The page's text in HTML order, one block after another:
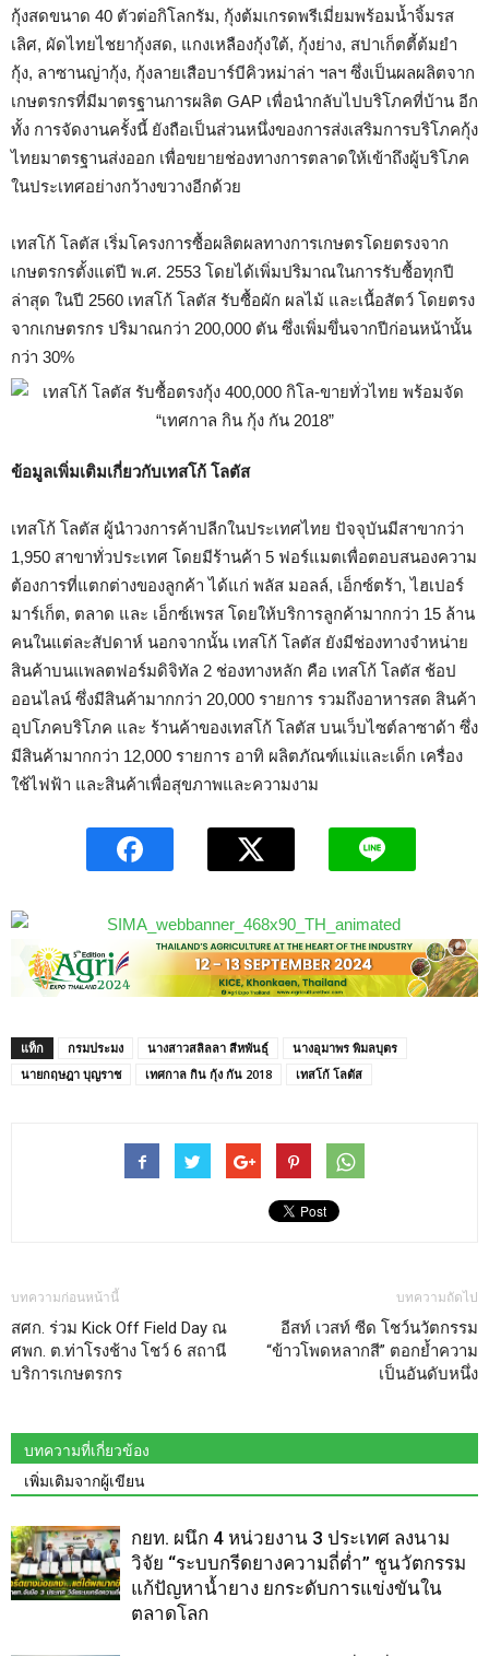
กุ้งสดขนาด 40 ตัวต่อกิโลกรัม, กุ้งต้มเกรดพรีเมี่ยมพร้อมน้ำจิ้มรส
เลิศ, ผัดไทยไชยากุ้งสด, แกงเหลืองกุ้งใต้, กุ้งย่าง, สปาเก็ตตี้ต้มยำ
กุ้ง, ลาซานญ่ากุ้ง, กุ้งลายเสือบาร์บีคิวหม่าล่า ฯลฯ ซึ่งเป็นผลผลิตจาก
เกษตรกรที่มีมาตรฐานการผลิต GAP เพื่อนำกลับไปบริโภคที่บ้าน อีก
ทั้ง การจัดงานครั้งนี้ ยังถือเป็นส่วนหนึ่งของการส่งเสริมการบริโภคกุ้ง
ไทยมาตรฐานส่งออก เพื่อขยายช่องทางการตลาดให้เข้าถึงผู้บริโภค
ในประเทศอย่างกว้างขวางอีกด้วย
เทสโก้ โลตัส เริ่มโครงการซื้อผลิตผลทางการเกษตรโดยตรงจาก
เกษตรกรตั้งแต่ปี พ.ศ. 2553 โดยได้เพิ่มปริมาณในการรับซื้อทุกปี
ล่าสุด ในปี 2560 เทสโก้ โลตัส รับซื้อผัก ผลไม้ และเนื้อสัตว์ โดยตรง
จากเกษตรกร ปริมาณกว่า 200,000 ตัน ซึ่งเพิ่มขึ่นจากปีก่อนหน้านั้น
กว่า 30%
ข้อมูลเพิ่มเติมเกี่ยวกับเทสโก้ โลตัส
เทสโก้ โลตัส ผู้นำวงการค้าปลีกในประเทศไทย ปัจจุบันมีสาขากว่า
1,950 สาขาทั่วประเทศ โดยมีร้านค้า 5 ฟอร์แมตเพื่อตอบสนองความ
ต้องการที่แตกต่างของลูกค้า ได้แก่ พลัส มอลล์, เอ็กซ์ตร้า, ไฮเปอร์
มาร์เก็ต, ตลาด และ เอ็กซ์เพรส โดยให้บริการลูกค้ามากกว่า 15 ล้าน
คนในแต่ละสัปดาห์ นอกจากนั้น เทสโก้ โลตัส ยังมีช่องทางจำหน่าย
สินค้าบนแพลตฟอร์มดิจิทัล 2 ช่องทางหลัก คือ เทสโก้ โลตัส ช้อป
ออนไลน์ ซึ่งมีสินค้ามากกว่า 20,000 รายการ รวมถึงอาหารสด สินค้า
อุปโภคบริโภค และ ร้านค้าของเทสโก้ โลตัส บนเว็บไซต์ลาซาด้า ซึ่ง
มีสินค้ามากกว่า 12,000 รายการ อาทิ ผลิตภัณฑ์แม่และเด็ก เครื่อง
ใช้ไฟฟ้า และสินค้าเพื่อสุขภาพและความงาม
แท็ก กรมประมง นางสาวสลิลลา สีหพันธุ์
นางอุมาพร พิมลบุตร
นายกฤษฎา บุญราช
เทศกาล กิน กุ้ง กัน 2018 เทสโก้ โลตัส
บทความก่อนหน้านี้
สศก. ร่วม Kick Off Field Day ณ
ศพก. ต.ท่าโรงช้าง โชว์ 6 สถานี
บริการเกษตรกร
บทความถัดไป
อีสท์ เวสท์ ซีด โชว์นวัตกรรม
“ข้าวโพดหลากสี” ตอกย้ำความ
เป็นอันดับหนึ่ง
บทความที่เกี่ยวข้อง
เพิ่มเติมจากผู้เขียน
กยท. ผนึก 4 หน่วยงาน 3 ประเทศ ลงนาม
วิจัย “ระบบกรีดยางความถี่ต่ำ” ชูนวัตกรรม
แก้ปัญหาน้ำยาง ยกระดับการแข่งขันใน
ตลาดโลก